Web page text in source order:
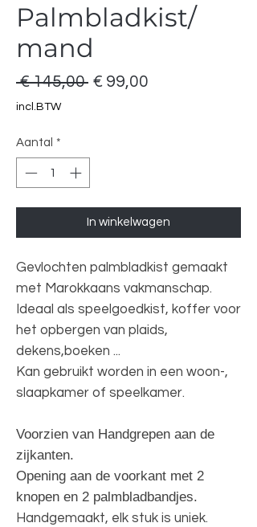
Palmbladkist/
mand
€ 145,00 Normale
€ 99,00
incl.BTW
Aantal *
In winkelwagen
Gevlochten palmbladkist gemaakt
met Marokkaans vakmanschap.
Ideaal als speelgoedkist, koffer voor
het opbergen van plaids,
dekens,boeken ...
Kan gebruikt worden in een woon-,
slaapkamer of speelkamer.
Voorzien van Handgrepen aan de
zijkanten.
Opening aan de voorkant met 2
knopen en 2 palmbladbandjes.
Handgemaakt, elk stuk is uniek.